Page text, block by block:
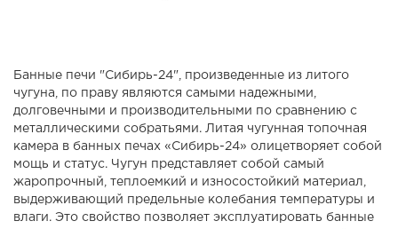
Банные печи "Сибирь-24", произведенные из литого
чугуна, по праву являются самыми надежными,
долговечными и производительными по сравнению с
металлическими собратьями. Литая чугунная топочная
камера в банных печах «Сибирь-24» олицетворяет собой
мощь и статус. Чугун представляет собой самый
жаропрочный, теплоемкий и износостойкий материал,
выдерживающий предельные колебания температуры и
влаги. Это свойство позволяет эксплуатировать банные